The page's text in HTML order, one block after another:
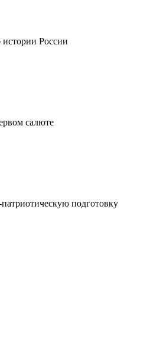
России
салюте
подготовку